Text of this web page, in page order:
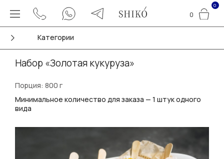
0
0
Категории
Набор «Золотая кукуруза»
Порция: 800 г
Минимальное количество для заказа — 1 штук одного
вида